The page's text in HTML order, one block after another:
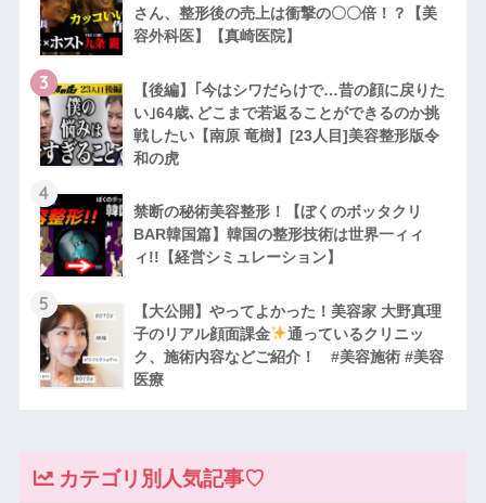
さん、整形後の売上は衝撃の〇〇倍！？【美
容外科医】【真崎医院】
3
【後編】｢今はシワだらけで…昔の顔に戻りた
い｣64歳､どこまで若返ることができるのか挑
戦したい【南原 竜樹】[23人目]美容整形版令
和の虎
4
禁断の秘術美容整形！【ぼくのボッタクリ
BAR韓国篇】韓国の整形技術は世界一ィィ
ィ!!【経営シミュレーション】
5
【大公開】やってよかった！美容家 大野真理
子のリアル顔面課金
通っているクリニッ
ク、施術内容などご紹介！ #美容施術 #美容
医療
カテゴリ別人気記事♡